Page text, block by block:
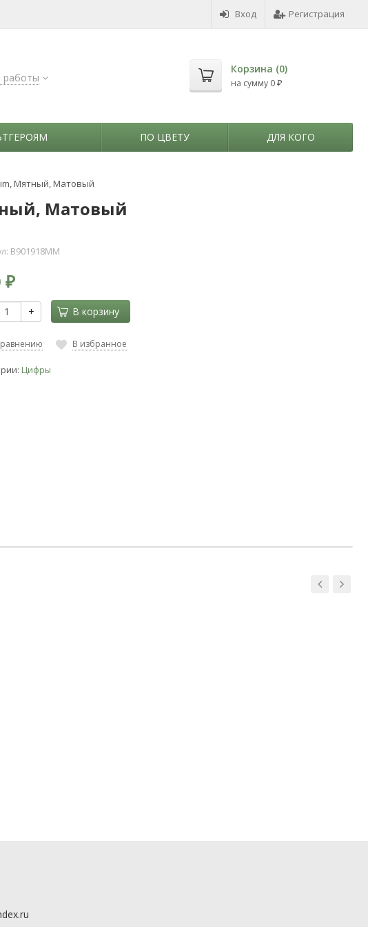
Вход Регистрация
работы
Корзина (0)
на сумму 0 ₽
ПО ЦВЕТУ ДЛЯ КОГО
Мятный, Матовый
Матовый
B901918MM
₽
+ В корзину
В избранное
Цифры